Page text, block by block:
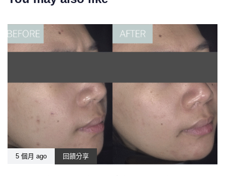
5 個月 ago 回饋分享